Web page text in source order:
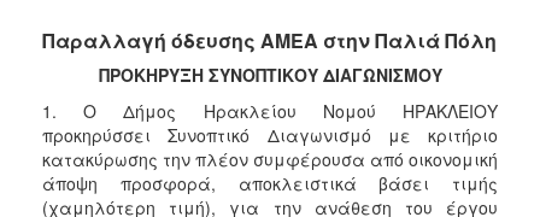
2023
2022
2021
2020
2019
Παραλλαγή όδευσης ΑΜΕΑ στην Παλιά Πόλη
ΠΡΟΚΗΡΥΞΗ ΣΥΝΟΠΤΙΚΟΥ ΔΙΑΓΩΝΙΣΜΟΥ
1. Ο Δήμος Ηρακλείου Νομού ΗΡΑΚΛΕΙΟΥ
προκηρύσσει Συνοπτικό Διαγωνισμό με κριτήριο
κατακύρωσης την πλέον συμφέρουσα από οικονομική
άποψη προσφορά, αποκλειστικά βάσει τιμής
(χαμηλότερη τιμή), για την ανάθεση του έργου